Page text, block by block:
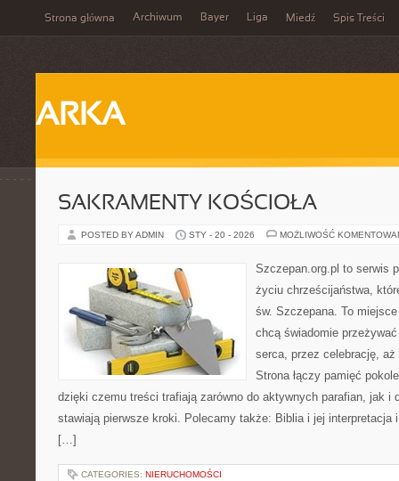
Strona główna Archiwum Bayer Liga Miedź Spis Treści
ARKA
SAKRAMENTY KOŚCIOŁA
POSTED BY ADMIN STY - 20 - 2026 MOŻLIWOŚĆ
Szczepan.org.pl to serwis
życiu chrześcijaństwa,
św. Szczepana. To
chcą świadomie
serca, przez celebrację,
Strona łączy pamięć
dzięki czemu treści trafiają zarówno do aktywnych parafian, jak i
stawiają pierwsze kroki. Polecamy także: Biblia i jej interpretacja
[…]
CATEGORIES: NIERUCHOMOŚCI